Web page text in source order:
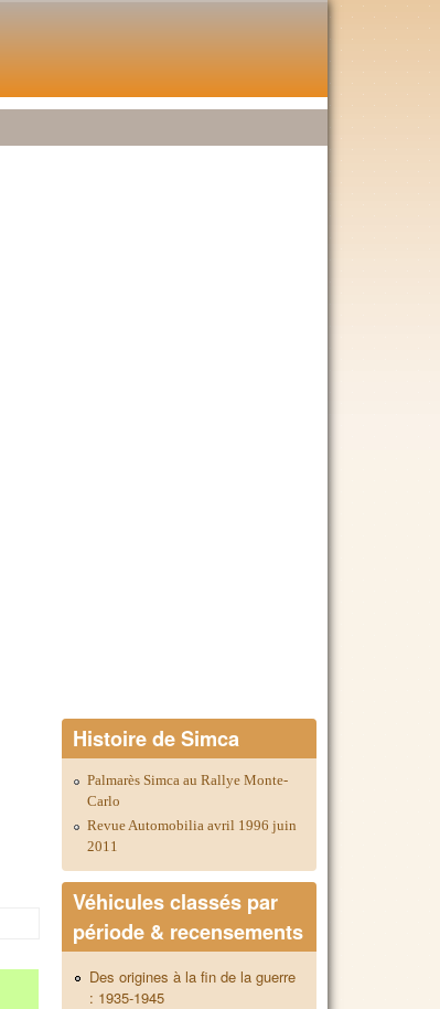
Histoire de Simca
Palmarès Simca au Rallye Monte-
Carlo
Revue Automobilia avril 1996 juin
2011
Véhicules classés par
période & recensements
Des origines à la fin de la guerre
: 1935-1945